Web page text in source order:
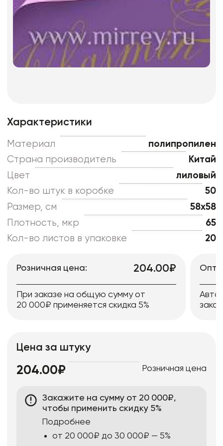
Характеристики
Материал
полипропилен
Страна производитель
Китай
Цвет
лиловый
Кол-во штук в коробке
50
Размер, см
58x58
Плотность, мкр
65
Кол-во листов в упаковке
20
Розничная цена: 204.00₽
При заказе на общую сумму от
20 000₽ применяется скидка 5%
Цена за штуку
204.00₽ Розничная цена
Закажите на сумму от 20 000₽,
чтобы применить скидку 5%
Подробнее
от 20 000₽ до 30 000₽ — 5%